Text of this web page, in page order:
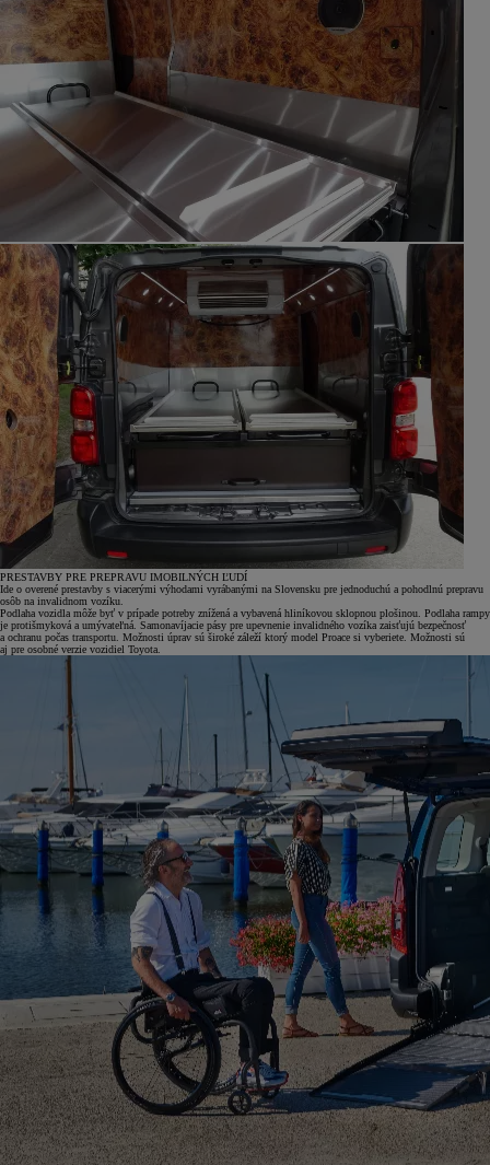
PRESTAVBY PRE PREPRAVU IMOBILNÝCH ĽUDÍ
Ide o overené prestavby s viacerými výhodami vyrábanými na Slovensku pre jednoduchú a pohodlnú prepravu
osôb na invalidnom vozíku.
Podlaha vozidla môže byť v prípade potreby znížená a vybavená hliníkovou sklopnou plošinou. Podlaha rampy
je protišmyková a umývateľná. Samonavíjacie pásy pre upevnenie invalidného vozíka zaisťujú bezpečnosť
a ochranu počas transportu. Možnosti úprav sú široké záleží ktorý model Proace si vyberiete. Možnosti sú
aj pre osobné verzie vozidiel Toyota.